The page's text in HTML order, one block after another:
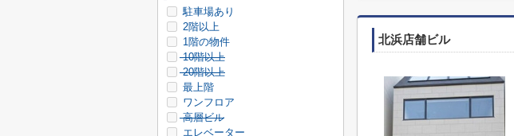
北浜店舗ビル
駐車場あり
2階以上
1階の物件
10階以上
20階以上
最上階
ワンフロア
高層ビル
エレベーター